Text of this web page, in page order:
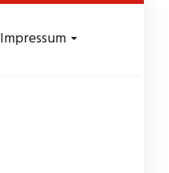
Impressum